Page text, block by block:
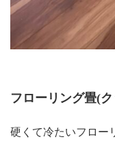
フローリング畳(
硬くて冷たいフロー